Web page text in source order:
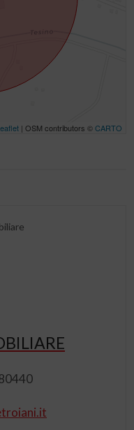
| OSM contributors ©CARTO